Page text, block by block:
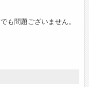
も問題ございません。